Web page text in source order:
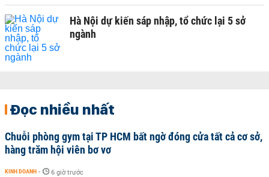
Hà Nội dự kiến sáp nhập, tổ chức lại 5 sở
ngành
Đọc nhiều nhất
Chuỗi phòng gym tại TP HCM bất ngờ đóng cửa tất cả cơ sở,
hàng trăm hội viên bơ vơ
KINH DOANH - 6 giờ trước